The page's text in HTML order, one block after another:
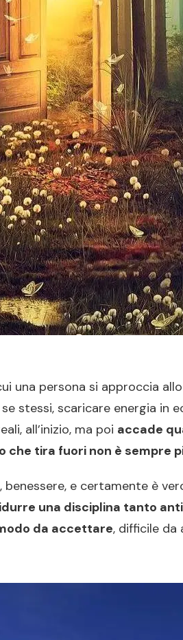
una persona si approccia
stessi, scaricare energia
all’inizio, ma poi accade
che tira fuori non è sempre
e certamente è
una disciplina tanto
da accettare, difficile da